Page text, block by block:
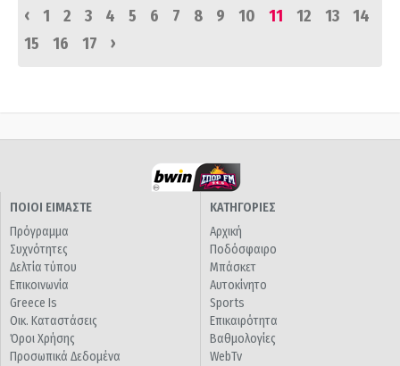
‹
1 2 3 4 5 6 7 8 9 10 11 12 13
14
15
16 17 ›
ΠΟΙΟΙ ΕΙΜΑΣΤΕ
Πρόγραμμα
Συχνότητες
Δελτία τύπου
Επικοινωνία
Greece Is
Οικ. Καταστάσεις
Όροι Χρήσης
Προσωπικά Δεδομένα
ΚΑΤΗΓΟΡΙΕΣ
Αρχική
Ποδόσφαιρο
Μπάσκετ
Αυτοκίνητο
Sports
Επικαιρότητα
Βαθμολογίες
WebTv